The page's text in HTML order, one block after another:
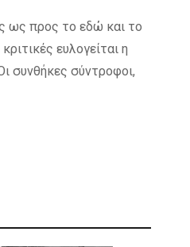
ως προς το εδώ και το
ευλογείται η
συνθήκες σύντροφοι,